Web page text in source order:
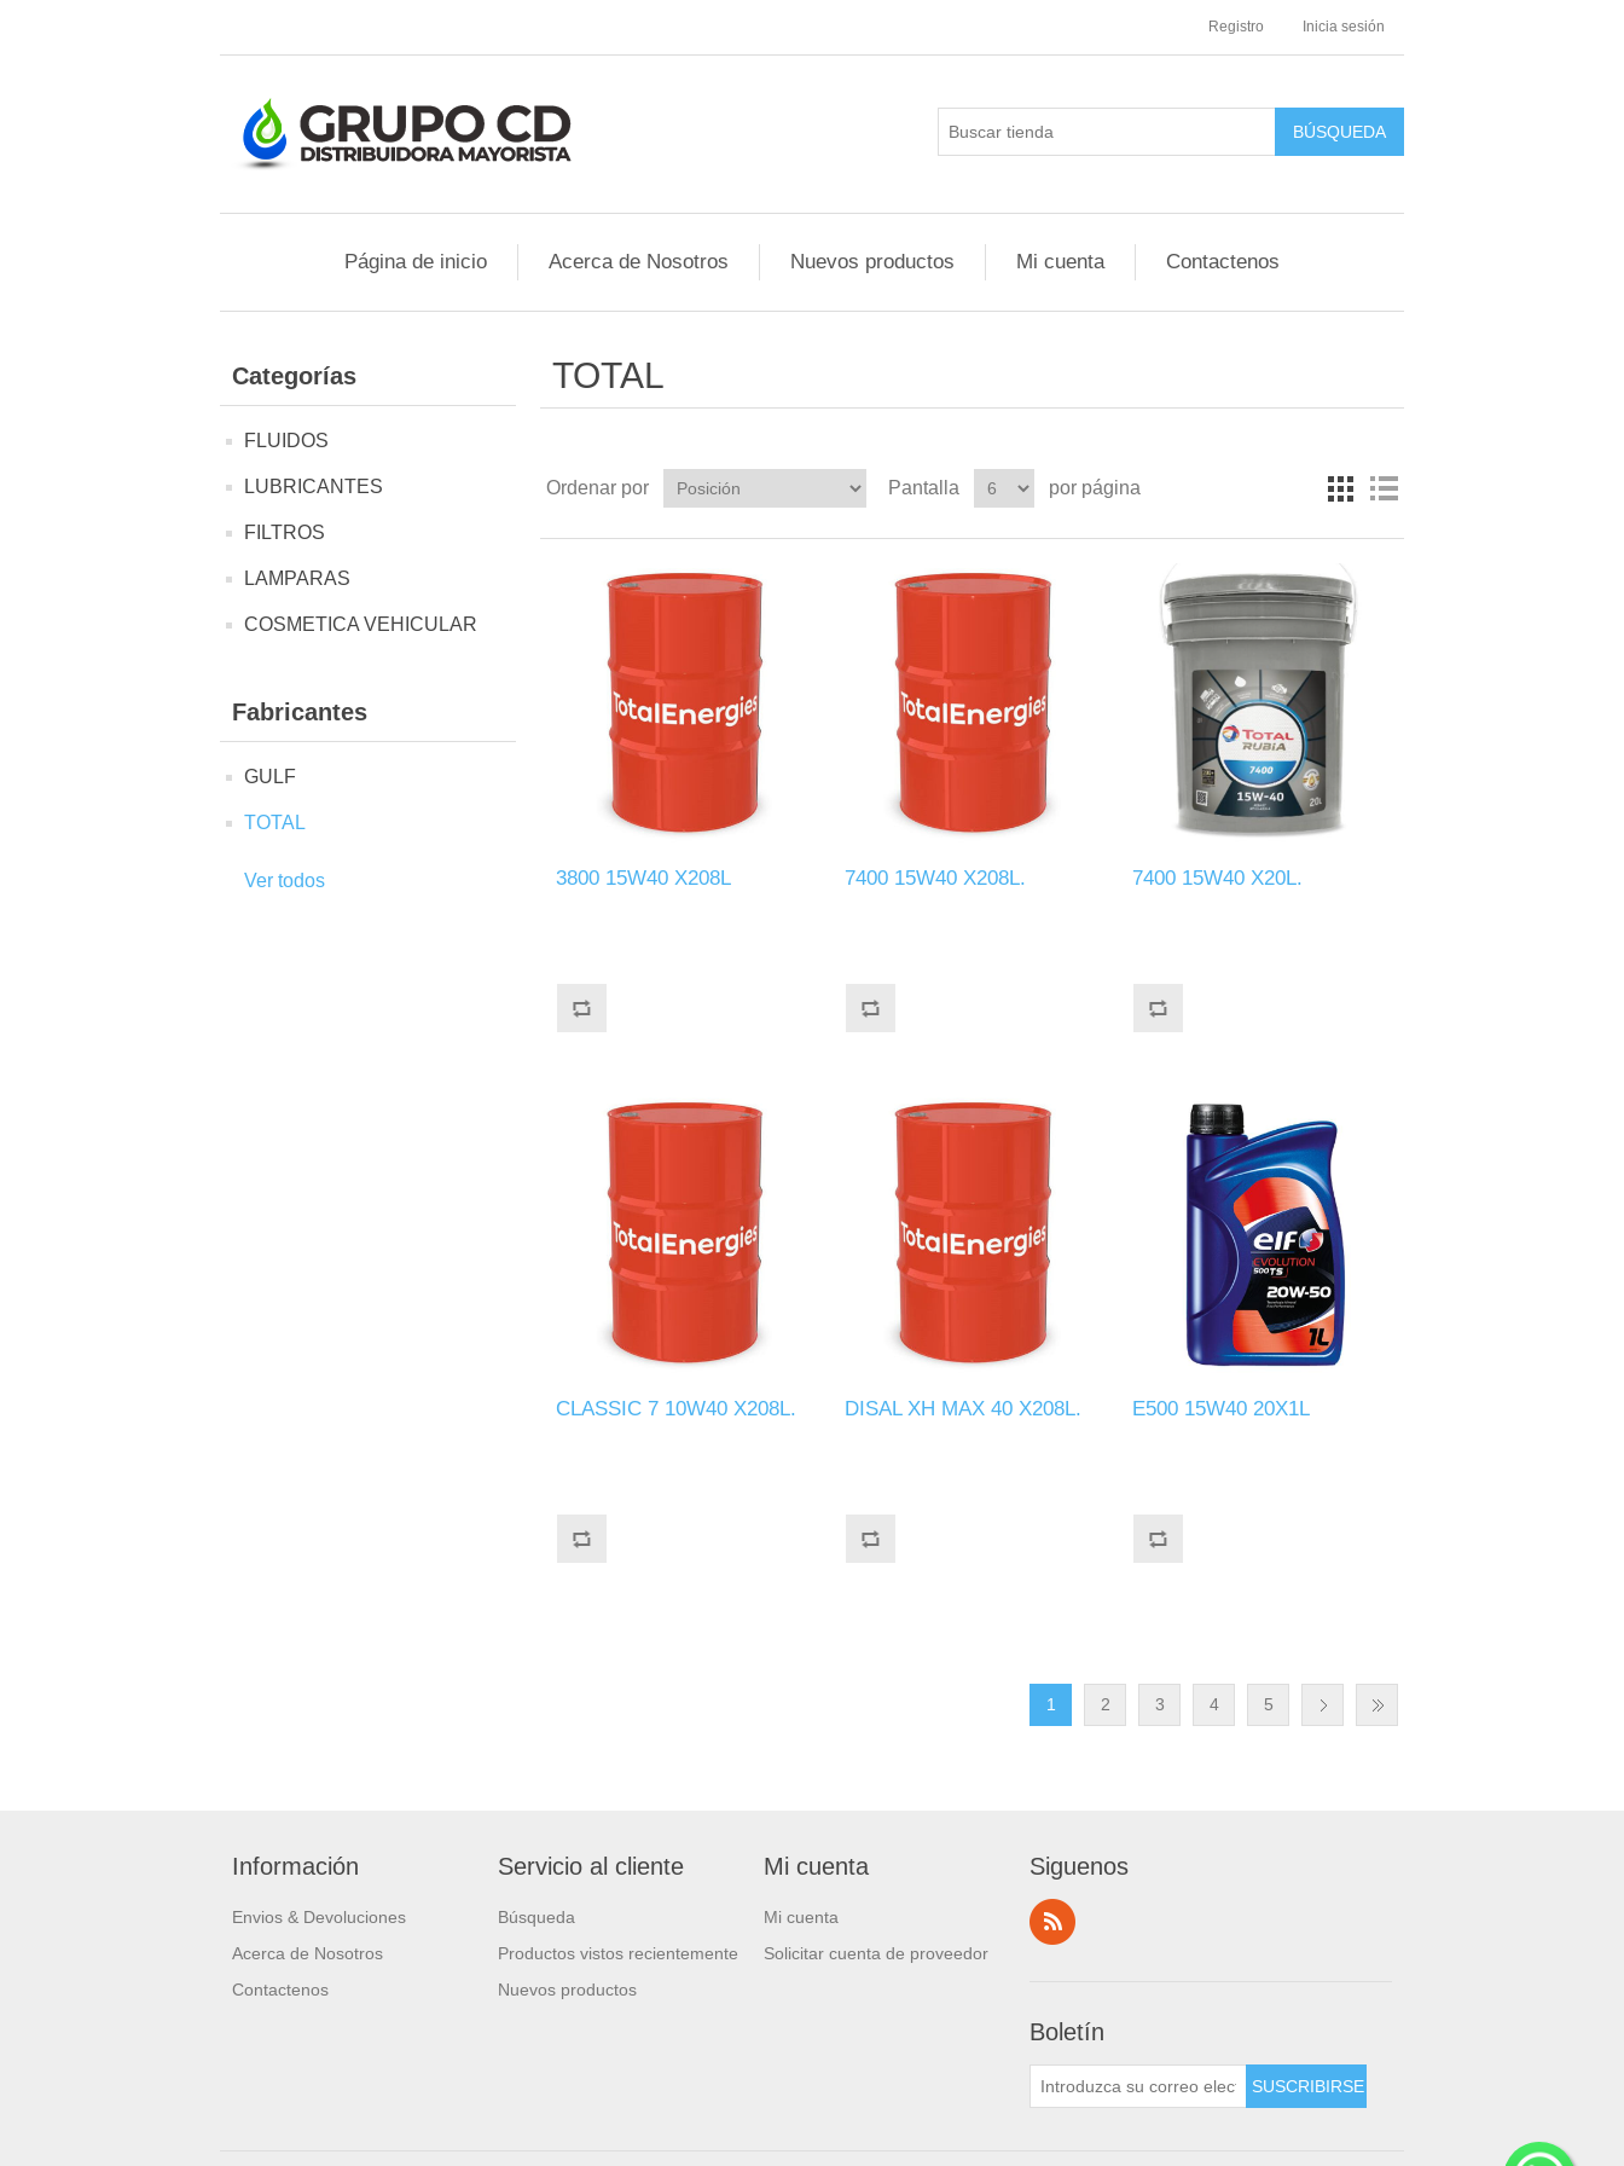
Registro Inicia sesión
Página de inicio Acerca de Nosotros Nuevos productos Mi cuenta Contactenos
Categorías
FLUIDOS
LUBRICANTES
FILTROS
LAMPARAS
COSMETICA VEHICULAR
Fabricantes
GULF
TOTAL
Ver todos
TOTAL
Ordenar por Pantalla por página
3800 15W40 X208L 7400 15W40 X208L. 7400 15W40 X20L.
CLASSIC 7 10W40 X208L. DISAL XH MAX 40 X208L. E500 15W40 20X1L
1 2 3 4 5
Información
Envios & Devoluciones
Acerca de Nosotros
Contactenos
Servicio al cliente
Búsqueda
Productos vistos recientemente
Nuevos productos
Mi cuenta
Mi cuenta
Solicitar cuenta de proveedor
Siguenos
Boletín